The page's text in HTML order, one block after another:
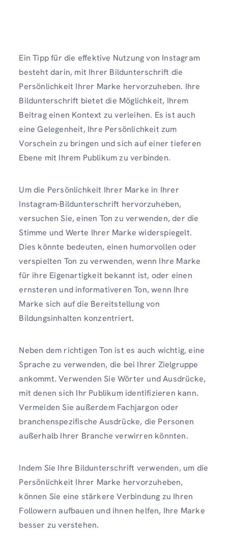
Ein Tipp für die effektive Nutzung von Instagram
besteht darin, mit Ihrer Bildunterschrift die
Persönlichkeit Ihrer Marke hervorzuheben. Ihre
Bildunterschrift bietet die Möglichkeit, Ihrem
Beitrag einen Kontext zu verleihen. Es ist auch
eine Gelegenheit, Ihre Persönlichkeit zum
Vorschein zu bringen und sich auf einer tieferen
Ebene mit Ihrem Publikum zu verbinden.
Um die Persönlichkeit Ihrer Marke in Ihrer
Instagram-Bildunterschrift hervorzuheben,
versuchen Sie, einen Ton zu verwenden, der die
Stimme und Werte Ihrer Marke widerspiegelt.
Dies könnte bedeuten, einen humorvollen oder
verspielten Ton zu verwenden, wenn Ihre Marke
für ihre Eigenartigkeit bekannt ist, oder einen
ernsteren und informativeren Ton, wenn Ihre
Marke sich auf die Bereitstellung von
Bildungsinhalten konzentriert.
Neben dem richtigen Ton ist es auch wichtig, eine
Sprache zu verwenden, die bei Ihrer Zielgruppe
ankommt. Verwenden Sie Wörter und Ausdrücke,
mit denen sich Ihr Publikum identifizieren kann.
Vermeiden Sie außerdem Fachjargon oder
branchenspezifische Ausdrücke, die Personen
außerhalb Ihrer Branche verwirren könnten.
Indem Sie Ihre Bildunterschrift verwenden, um die
Persönlichkeit Ihrer Marke hervorzuheben,
können Sie eine stärkere Verbindung zu Ihren
Followern aufbauen und ihnen helfen, Ihre Marke
besser zu verstehen.